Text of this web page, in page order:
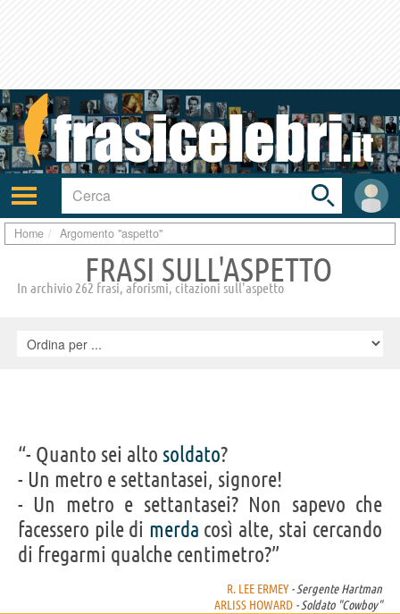
Attiva/disattiva
navigazione
User
area
Toggle
search
bar
Home Argomento "aspetto"
FRASI SULL'ASPETTO
In archivio 262 frasi, aforismi, citazioni sull'aspetto
“- Quanto sei alto soldato?
- Un metro e settantasei, signore!
- Un metro e settantasei? Non sapevo che
facessero pile di merda così alte, stai cercando
di fregarmi qualche centimetro?”
R. LEE ERMEY - Sergente Hartman
ARLISS HOWARD - Soldato "Cowboy"